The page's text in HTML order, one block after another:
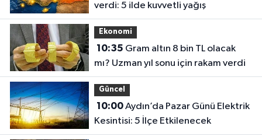
verdi: 5 ilde kuvvetli yağış
Ekonomi
10:35
mı? Uzman yıl sonu için rakam verdi
Güncel
10:00Aydın’da Pazar Günü Elektrik
Kesintisi: 5 İlçe Etkilenecek